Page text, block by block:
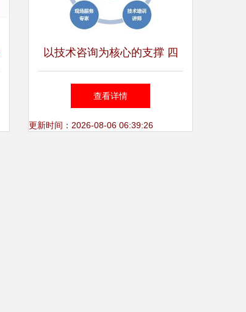
以技术咨询为核心的支撑 四
联智能服务体系面面观
查看详情
更新时间：2026-08-06 06:39:26